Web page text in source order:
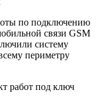
по подключению
связи GSM
систему
периметру
работ под ключ